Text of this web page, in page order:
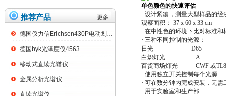
推荐产品 更多...
德国仪力信Erichsen430P电动划格试验仪
德国byk光泽度仪4563
移动式直读光谱仪
金属分析光谱仪
直读光谱仪
单色颜色的快速评估
· 设计紧凑，测量大型样品的经
观察面积： 37 x 60 x 33 cm
· 在中性色的环境下比对标准和
· 三种不同控制的光源：
日光
D65
白炽灯光 A
百货商场灯光 CWF 或
· 使用独立开关控制每个光源
· 可在数分钟内完成安装，无需
· 用于实验室和生产部